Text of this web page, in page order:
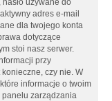
używane do
adres e-mail
dla twojego konta
dotyczące
stoi nasz serwer.
przy
czy nie. W
informacje o twoim
panelu zarządzania